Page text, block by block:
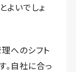
よいでしょ
へのシフト
。自社に合っ